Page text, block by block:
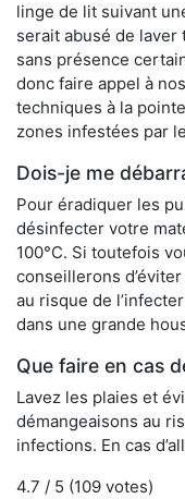
linge de lit suivant
serait abusé de
sans présence
donc faire appel à
techniques à la
zones infestées par
Dois-je me
Pour éradiquer les
désinfecter votre
100°C. Si toutefois
conseillerons
au risque de
dans une grande
Que faire en cas
Lavez les plaies et
démangeaisons au
infections. En cas
4.7 / 5 (109 votes)